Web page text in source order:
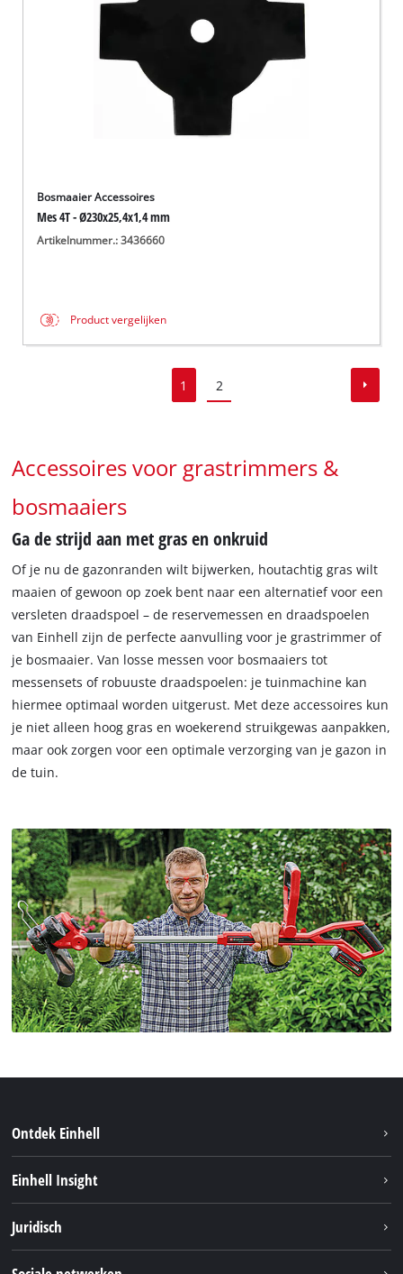
Bosmaaier Accessoires
Mes 4T - Ø230x25,4x1,4 mm
Artikelnummer.: 3436660
Product vergelijken
1 2
Accessoires voor grastrimmers &
bosmaaiers
Ga de strijd aan met gras en onkruid
Of je nu de gazonranden wilt bijwerken, houtachtig gras wilt
maaien of gewoon op zoek bent naar een alternatief voor een
versleten draadspoel – de reservemessen en draadspoelen
van Einhell zijn de perfecte aanvulling voor je grastrimmer of
je bosmaaier. Van losse messen voor bosmaaiers tot
messensets of robuuste draadspoelen: je tuinmachine kan
hiermee optimaal worden uitgerust. Met deze accessoires kun
je niet alleen hoog gras en woekerend struikgewas aanpakken,
maar ook zorgen voor een optimale verzorging van je gazon in
de tuin.
Ontdek Einhell
Service
Einhell Insight
Juridisch